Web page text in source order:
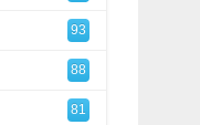
93
88
81